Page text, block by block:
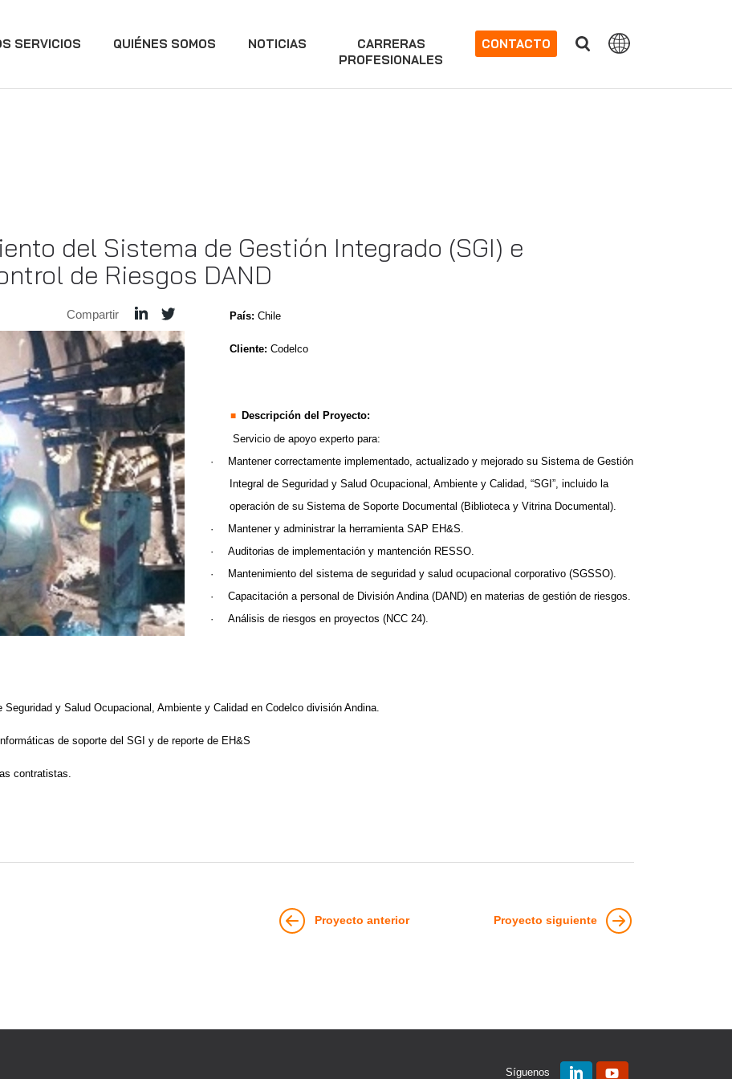
SERVICIOS QUIÉNES SOMOS NOTICIAS
CARRERAS
PROFESIONALES
CONTACTO
del Sistema de Gestión Integrado (SGI) e
de Riesgos DAND
Compartir País: Chile
Cliente: Codelco
Descripción del Proyecto:
Servicio de apoyo experto para:
·
Mantener correctamente implementado, actualizado y mejorado su Sistema de Gestión
Integral de Seguridad y Salud Ocupacional, Ambiente y Calidad, “SGI”, incluido la
operación de su Sistema de Soporte Documental (Biblioteca y Vitrina Documental).
·
Mantener y administrar la herramienta SAP EH&S.
·
Auditorias de implementación y mantención RESSO.
·
Mantenimiento del sistema de seguridad y salud ocupacional corporativo (SGSSO).
·
Capacitación a personal de División Andina (DAND) en materias de gestión de riesgos.
·
Análisis de riesgos en proyectos (NCC 24).
y Salud Ocupacional, Ambiente y Calidad en Codelco división Andina.
de soporte del SGI y de reporte de EH&S
contratistas.
Proyecto anterior Proyecto siguiente
Síguenos